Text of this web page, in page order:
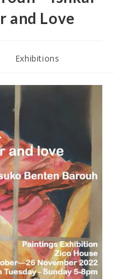
and Love
Exhibitions